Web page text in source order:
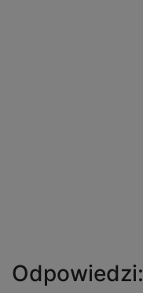
Odpowiedzi: